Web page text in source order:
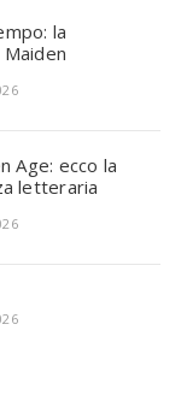
la
Age: ecco la
letteraria